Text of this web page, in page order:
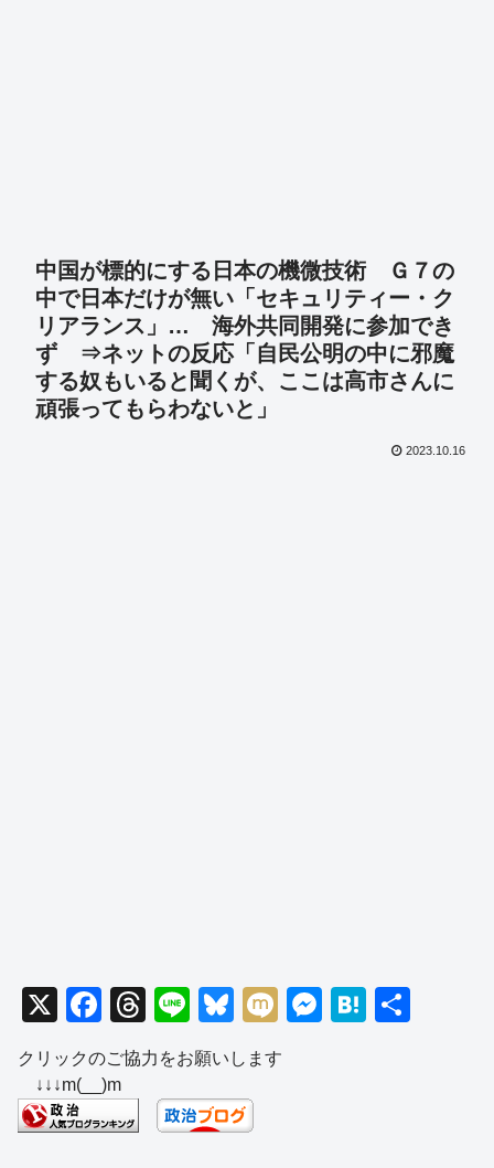
中国が標的にする日本の機微技術 Ｇ７の
中で日本だけが無い「セキュリティー・ク
リアランス」… 海外共同開発に参加でき
ず ⇒ネットの反応「自民公明の中に邪魔
する奴もいると聞くが、ここは高市さんに
頑張ってもらわないと」
2023.10.16
X
F
c
e
b
T
hr
e
a
d
Li
n
e
Bl
u
e
sk
y
M
M
H
クリックのご協力をお願いします
↓↓↓m(__)m